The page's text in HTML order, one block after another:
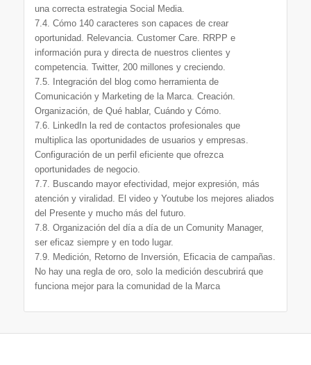
una correcta estrategia Social Media.
7.4. Cómo 140 caracteres son capaces de crear
oportunidad. Relevancia. Customer Care. RRPP e
información pura y directa de nuestros clientes y
competencia. Twitter, 200 millones y creciendo.
7.5. Integración del blog como herramienta de
Comunicación y Marketing de la Marca. Creación.
Organización, de Qué hablar, Cuándo y Cómo.
7.6. LinkedIn la red de contactos profesionales que
multiplica las oportunidades de usuarios y empresas.
Configuración de un perfil eficiente que ofrezca
oportunidades de negocio.
7.7. Buscando mayor efectividad, mejor expresión, más
atención y viralidad. El video y Youtube los mejores aliados
del Presente y mucho más del futuro.
7.8. Organización del día a día de un Comunity Manager,
ser eficaz siempre y en todo lugar.
7.9. Medición, Retorno de Inversión, Eficacia de campañas.
No hay una regla de oro, solo la medición descubrirá que
funciona mejor para la comunidad de la Marca